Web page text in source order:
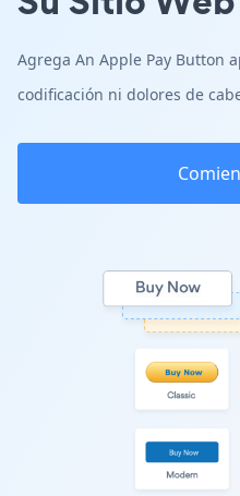
Agrega An Apple Pay Button
codificación ni dolores de